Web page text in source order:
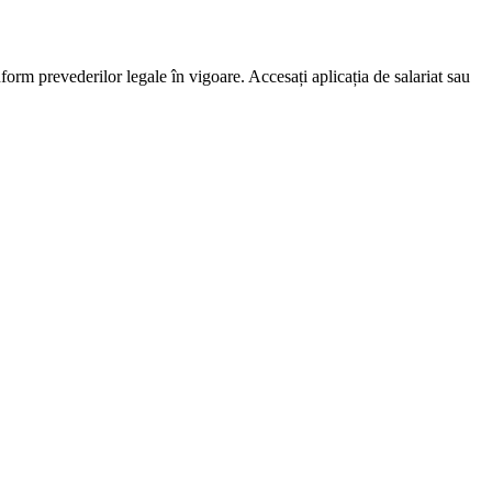
prevederilor legale în vigoare. Accesați aplicația de salariat sau